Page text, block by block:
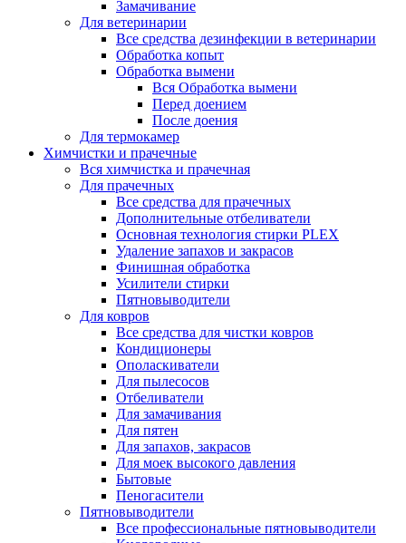
Замачивание
Для ветеринарии
Все средства дезинфекции в ветеринарии
Обработка копыт
Обработка вымени
Вся Обработка вымени
Перед доением
После доения
Для термокамер
Химчистки и прачечные
Вся химчистка и прачечная
Для прачечных
Все средства для прачечных
Дополнительные отбеливатели
Основная технология стирки PLEX
Удаление запахов и закрасов
Финишная обработка
Усилители стирки
Пятновыводители
Для ковров
Все средства для чистки ковров
Кондиционеры
Ополаскиватели
Для пылесосов
Отбеливатели
Для замачивания
Для пятен
Для запахов, закрасов
Для моек высокого давления
Бытовые
Пеногасители
Пятновыводители
Все профессиональные пятновыводители